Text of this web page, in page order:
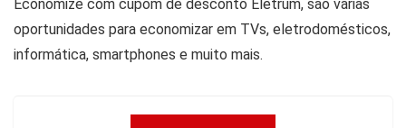
Economize com cupom de desconto Eletrum, são várias
oportunidades para economizar em TVs, eletrodomésticos,
informática, smartphones e muito mais.